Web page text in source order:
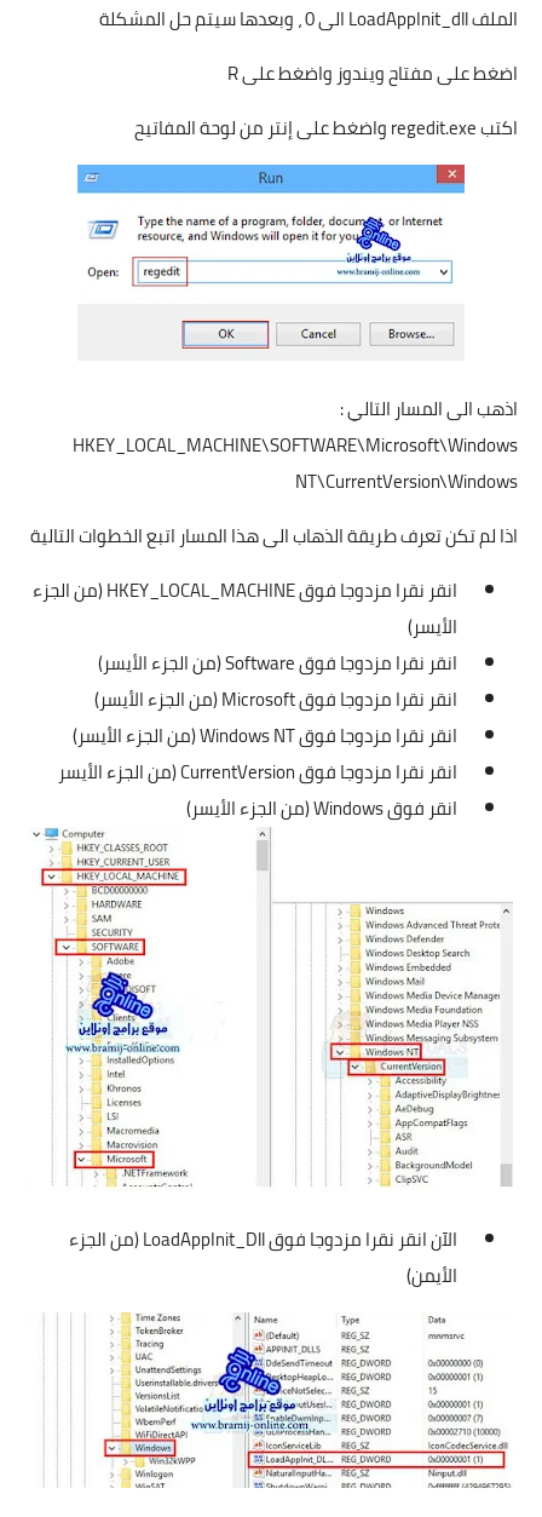
الملف LoadAppInit_dll الى 0 ، وبعدها سيتم حل المشكلة
اضغط على مفتاح ويندوز واضغط على R
اكتب regedit.exe واضغط على إنتر من لوحة المفاتيح
اذهب الى المسار التالي :
HKEY_LOCAL_MACHINE\SOFTWARE\Microsoft\Windows
NT\CurrentVersion\Windows
اذا لم تكن تعرف طريقة الذهاب الى هذا المسار اتبع الخطوات التالية
انقر نقرا مزدوجا فوق HKEY_LOCAL_MACHINE (من الجزء
الأيسر)
انقر نقرا مزدوجا فوق Software (من الجزء الأيسر)
انقر نقرا مزدوجا فوق Microsoft (من الجزء الأيسر)
انقر نقرا مزدوجا فوق Windows NT (من الجزء الأيسر)
انقر نقرا مزدوجا فوق CurrentVersion (من الجزء الأيسر
انقر فوق Windows (من الجزء الأيسر)
الآن انقر نقرا مزدوجا فوق LoadAppInit_Dll (من الجزء
الأيمن)